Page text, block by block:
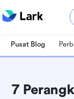
Pusat Blog
7